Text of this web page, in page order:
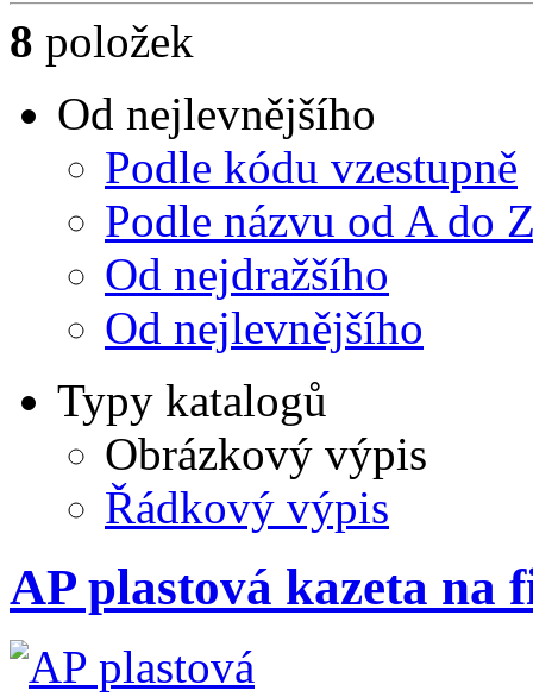
8 položek
Od nejlevnějšího
Podle kódu vzestupně
Podle názvu od A do
Od nejdražšího
Od nejlevnějšího
Typy katalogů
Obrázkový výpis
Řádkový výpis
AP plastová kazeta na